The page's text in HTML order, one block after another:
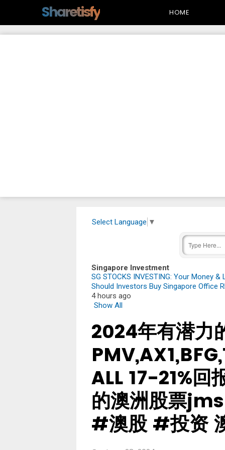
Sharetisfy HOME
Select Language ▼
Singapore Investment
SG STOCKS INVESTING: Your Money
Should Investors Buy Singapore Office
4 hours ago
Show All
2024年有潜力
ALL 17-21%回
的澳洲股票
#澳股 #投资